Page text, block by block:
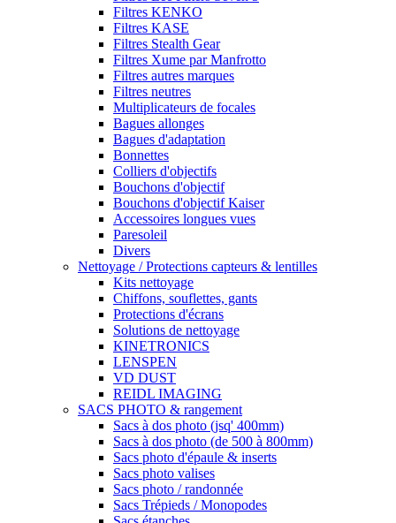
Filtres KENKO
Filtres KASE
Filtres Stealth Gear
Filtres Xume par Manfrotto
Filtres autres marques
Filtres neutres
Multiplicateurs de focales
Bagues allonges
Bagues d'adaptation
Bonnettes
Colliers d'objectifs
Bouchons d'objectif
Bouchons d'objectif Kaiser
Accessoires longues vues
Paresoleil
Divers
Nettoyage / Protections capteurs & lentilles
Kits nettoyage
Chiffons, souflettes, gants
Protections d'écrans
Solutions de nettoyage
KINETRONICS
LENSPEN
VD DUST
REIDL IMAGING
SACS PHOTO & rangement
Sacs à dos photo (jsq' 400mm)
Sacs à dos photo (de 500 à 800mm)
Sacs photo d'épaule & inserts
Sacs photo valises
Sacs photo / randonnée
Sacs Trépieds / Monopodes